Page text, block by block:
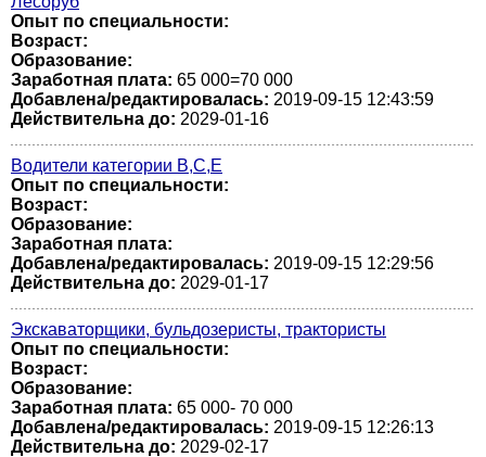
Опыт по специальности:
Возраст:
Образование:
Заработная плата: 65 000=70 000
Добавлена/редактировалась: 2019-09-15 12:43:59
Действительна до: 2029-01-16
Водители категории В,С,Е
Опыт по специальности:
Возраст:
Образование:
Заработная плата:
Добавлена/редактировалась: 2019-09-15 12:29:56
Действительна до: 2029-01-17
Экскаваторщики, бульдозеристы, трактористы
Опыт по специальности:
Возраст:
Образование:
Заработная плата: 65 000- 70 000
Добавлена/редактировалась: 2019-09-15 12:26:13
Действительна до: 2029-02-17